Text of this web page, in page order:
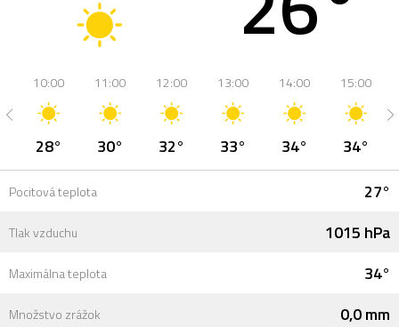
10:00
28°
11:00
30°
12:00
32°
13:00
33°
14:00
34°
15:00
34°
Pocitová teplota 27°
Tlak vzduchu 1015 hPa
Maximálna teplota 34°
Množstvo zrážok 0,0 mm